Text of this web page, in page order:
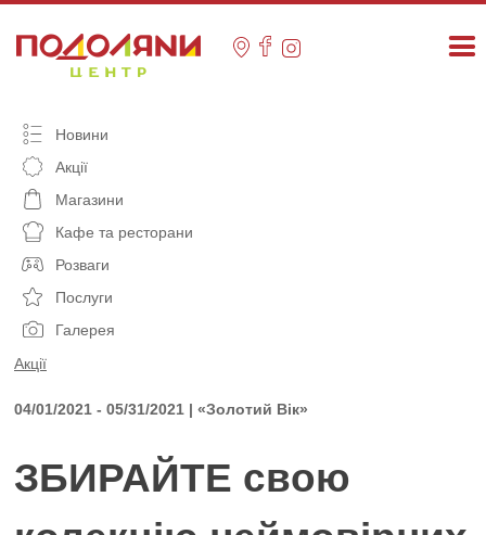
content
Новини
Акції
Магазини
Кафе та ресторани
Розваги
Послуги
Галерея
Акції
04/01/2021 - 05/31/2021 | «Золотий Вік»
ЗБИРАЙТЕ свою